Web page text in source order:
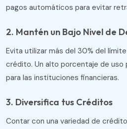
pagos automáticos para evitar
2. Mantén un Bajo Nivel de
Evita utilizar más del 30% del
crédito. Un alto porcentaje de uso
para las instituciones financieras.
3. Diversifica tus Créditos
Contar con una variedad de